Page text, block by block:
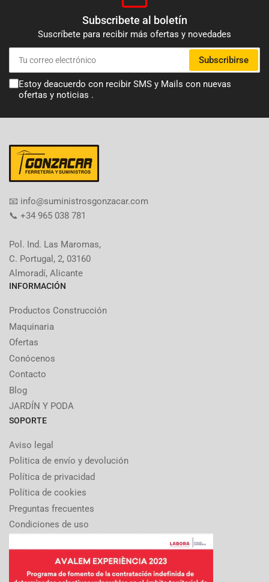
Subscribete al boletín
Suscríbete para recibir más ofertas y novedades
Tu
correo
electrónico
Subscribirse
Estoy deacuerdo con recibir SMS y Mails con nuevas
ofertas y noticias .
​📧​ info@suministrosgonzacar.com
📞 +34 965 038 781
Pol. Ind. Las Maromas,
C. Portugal, 2, 03160
Almoradí, Alicante
INFORMACIÓN
Productos Construcción
Maquinaria
Ofertas
Conócenos
Contacto
Blog
JARDÍN Y PODA
SOPORTE
Aviso legal
Politica de envío y devolución
Política de privacidad
Política de cookies
Preguntas frecuentes
Condiciones de uso